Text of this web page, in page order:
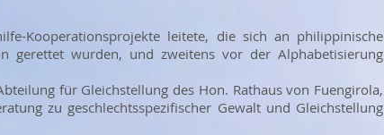
Kooperationsprojekte leitete, die sich an philippinische
gerettet wurden, und zweitens vor der Alphabetisierung
für Gleichstellung des Hon. Rathaus von Fuengirola,
zu geschlechtsspezifischer Gewalt und Gleichstellung